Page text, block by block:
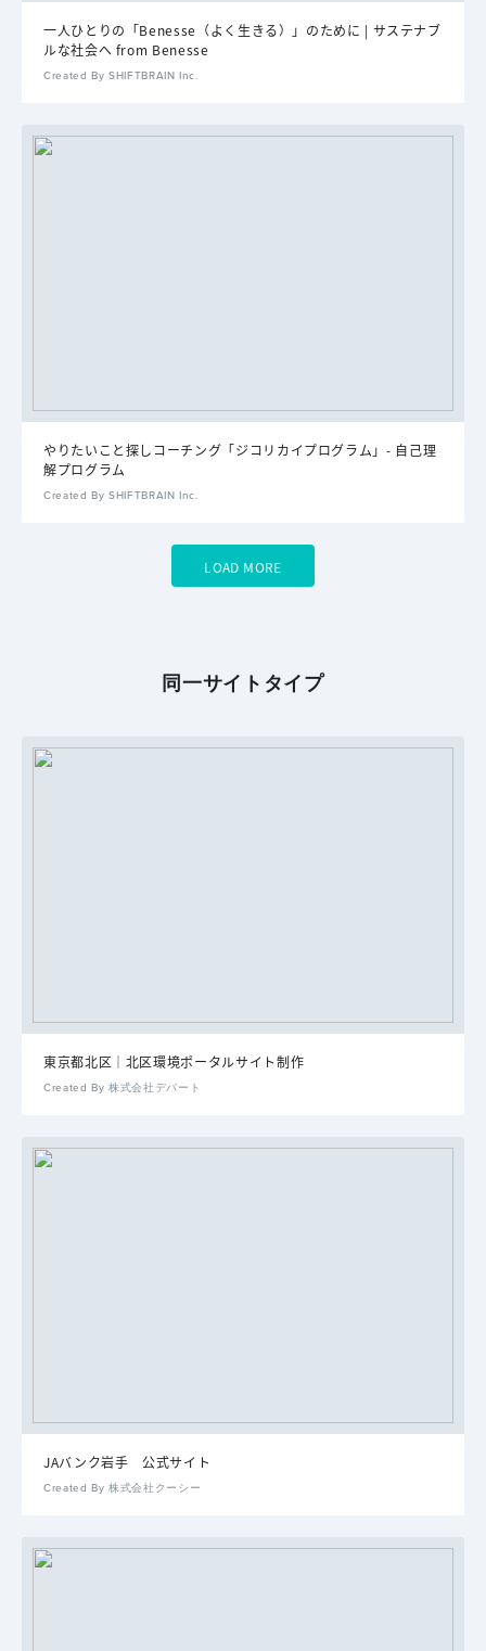
一人ひとりの「Benesse（よく生きる）」のために | サステナブ
ルな社会へ from Benesse
Created By SHIFTBRAIN Inc.
やりたいこと探しコーチング「ジコリカイプログラム」- 自己理
解プログラム
Created By SHIFTBRAIN Inc.
LOAD MORE
同一サイトタイプ
東京都北区｜北区環境ポータルサイト制作
Created By 株式会社デパート
JAバンク岩手 公式サイト
Created By 株式会社クーシー